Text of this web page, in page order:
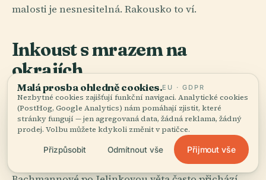
malosti je nesnesitelná. Rakousko to ví.
Inkoust s mrazem na
okrajích
Rakouská literatura nedůvěřuje nevinnosti. Ví
příliš mnoho o dynastiích, matkách, uniformách,
jídelnách, provinční ctižádosti, katolické vině a
exkvizitní komedii společenského ponížení. Proto
je tak živá. Od Hofmannsthala po Bernharda, od
Malá prosba ohledně cookies.EU · GDPR
Nezbytné cookies zajišťují funkční navigaci. Analytické cookies
(PostHog, Google Analytics) nám pomáhají zjistit, které
stránky fungují — jen agregovaná data, žádná reklama, žádný
prodej. Volbu můžete kdykoli změnit v patičce.
Přizpůsobit Odmítnout vše Přijmout vše